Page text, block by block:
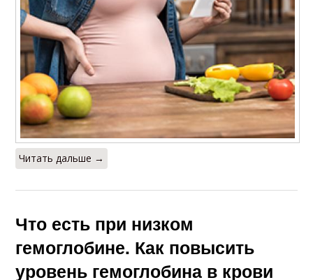
Читать дальше →
Что есть при низком
гемоглобине. Как повысить
уровень гемоглобина в крови